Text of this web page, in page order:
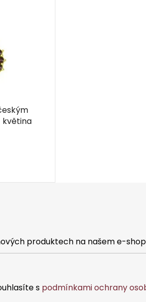
květina
produktech na našem e-
s podmínkami ochrany